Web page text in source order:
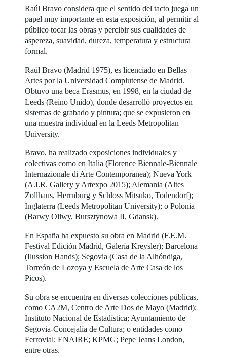
Raúl Bravo considera que el sentido del tacto juega un
papel muy importante en esta exposición, al permitir al
público tocar las obras y percibir sus cualidades de
aspereza, suavidad, dureza, temperatura y estructura
formal.
Raúl Bravo (Madrid 1975), es licenciado en Bellas
Artes por la Universidad Complutense de Madrid.
Obtuvo una beca Erasmus, en 1998, en la ciudad de
Leeds (Reino Unido), donde desarrolló proyectos en
sistemas de grabado y pintura; que se expusieron en
una muestra individual en la Leeds Metropolitan
University.
Bravo, ha realizado exposiciones individuales y
colectivas como en Italia (Florence Biennale-Biennale
Internazionale di Arte Contemporanea); Nueva York
(A.I.R. Gallery y Artexpo 2015); Alemania (Altes
Zollhaus, Herrnburg y Schloss Mitsuko, Todendorf);
Inglaterra (Leeds Metropolitan University); o Polonia
(Barwy Oliwy, Bursztynowa II, Gdansk).
En España ha expuesto su obra en Madrid (F.E.M.
Festival Edición Madrid, Galería Kreysler); Barcelona
(Ilussion Hands); Segovia (Casa de la Alhóndiga,
Torreón de Lozoya y Escuela de Arte Casa de los
Picos).
Su obra se encuentra en diversas colecciones públicas,
como CA2M, Centro de Arte Dos de Mayo (Madrid);
Instituto Nacional de Estadística; Ayuntamiento de
Segovia-Concejalía de Cultura; o entidades como
Ferrovial; ENAIRE; KPMG; Pepe Jeans London,
entre otras.